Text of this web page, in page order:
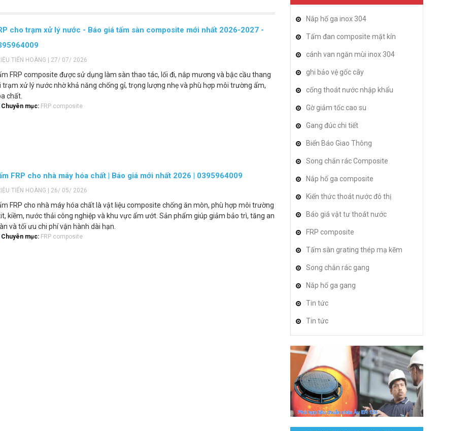
cho trạm xử lý nước - Báo giá tấm sàn composite mới nhất 2026-2027 -
TIẾN HOÀNG | 27/ 07/ 2026
FRP composite được sử dụng làm sàn thao tác, lối đi, nắp mương và bậc cầu thang
trạm xử lý nước nhờ khả năng chống gỉ, trọng lượng nhẹ và phù hợp môi trường ẩm,
chất.
Chuyên mục: FRP composite
FRP cho nhà máy hóa chất | Báo giá mới nhất 2026 | 0395964009
TIẾN HOÀNG | 26/ 05/ 2026
FRP cho nhà máy hóa chất là vật liệu composite chống ăn mòn, phù hợp môi trường
kiềm, nước thải công nghiệp và khu vực ẩm ướt. Sản phẩm giúp giảm bảo trì, tăng an
và tối ưu chi phí vận hành dài hạn.
Chuyên mục: FRP composite
Nắp hố ga inox 304
Tấm đan composite mặt kín
cánh van ngăn mùi inox 304
ghi bảo vệ gốc cây
cống thoát nước nhập khẩu
Gờ giảm tốc cao su
Gang đúc chi tiết
Biển Báo Giao Thông
Song chắn rác Composite
Nắp hố ga composite
Kiến thức thoát nước đô thị
Báo giá vật tư thoát nước
FRP composite
Tấm sàn grating thép mạ kẽm
Song chắn rác gang
Nắp hố ga gang
Tin tức
Tin tức